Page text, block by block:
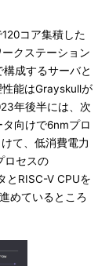
コア集積した
クステーション
成するサーバと
能はGrayskullが
年後半には、次
向けで6nmプロ
て、低消費電力
ロセスの
とRISC-V CPUを
めているところ